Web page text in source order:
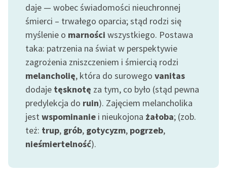
daje — wobec świadomości nieuchronnej
śmierci – trwałego oparcia; stąd rodzi się
myślenie o marności wszystkiego. Postawa
taka: patrzenia na świat w perspektywie
zagrożenia zniszczeniem i śmiercią rodzi
melancholię, która do surowego vanitas
dodaje tęsknotę za tym, co było (stąd pewna
predylekcja do ruin). Zajęciem melancholika
jest wspominanie i nieukojona żałoba; (zob.
też: trup, grób, gotycyzm, pogrzeb,
nieśmiertelność).